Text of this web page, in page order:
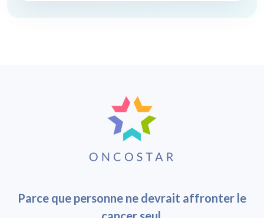
Parce que personne ne devrait affronter le